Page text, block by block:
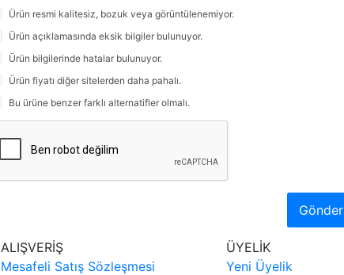
Ürün resmi kalitesiz, bozuk veya görüntülenemiyor.
Ürün açıklamasında eksik bilgiler bulunuyor.
Ürün bilgilerinde hatalar bulunuyor.
Ürün fiyatı diğer sitelerden daha pahalı.
Bu ürüne benzer farklı alternatifler olmalı.
Gönder
ALIŞVERİŞ
Mesafeli Satış Sözleşmesi
ÜYELİK
Yeni Üyelik